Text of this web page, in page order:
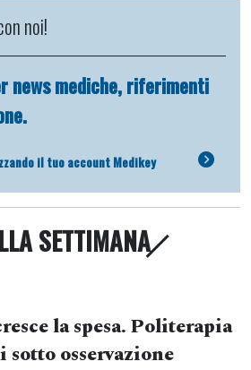
noi!
news mediche, riferimenti
il tuo account Medikey
SETTIMANA
la spesa. Politerapia
sotto osservazione